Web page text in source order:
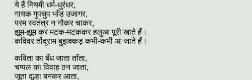
ये हैं नियमी धर्म-धुरंधर,
गायक गुपचुप भाँड उजागर,
परम स्वतंत्र न नौकर चाकर,
झूम-झूम कर मटक-मटककर हलुआ पूरी खाते हैं।
कविवर तोंदूराम बुझक्कड़ कभी-कभी आ जाते हैं।
कविता का बँध जाता ताँता,
चप्पल का विवाह ठन जाता,
जूता दूल्हा बनकर आता,